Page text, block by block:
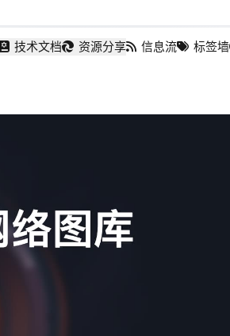
技术文档 资源分享 信息流 标签墙